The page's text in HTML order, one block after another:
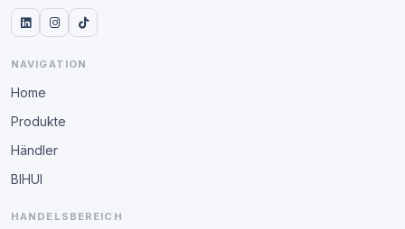
NAVIGATION
Home
Produkte
Händler
BIHUI
HANDELSBEREICH